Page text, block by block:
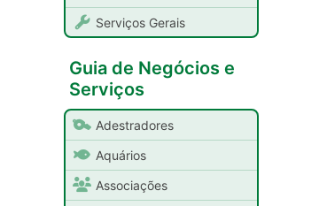
Serviços Gerais
Guia de Negócios e
Serviços
Adestradores
Aquários
Associações